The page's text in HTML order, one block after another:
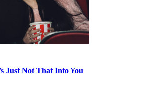
Just Not That Into You